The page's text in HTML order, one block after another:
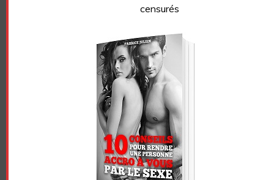
Essayez. Vous pouvez vous désinscrire à tout moment.
censurés